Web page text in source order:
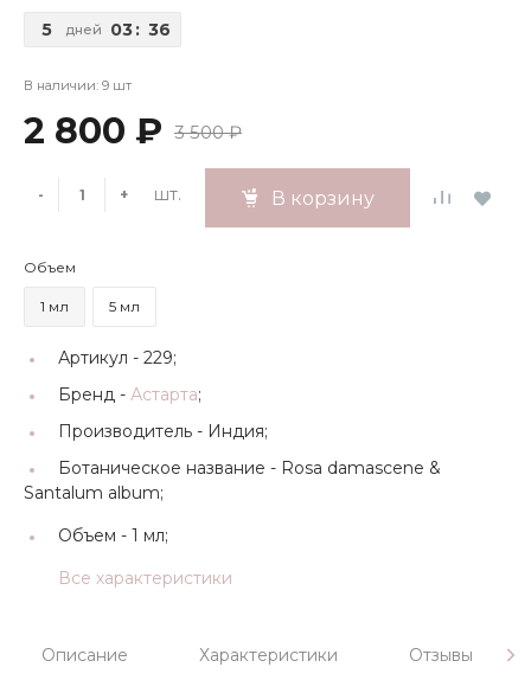
5 дней 03: 36
В наличии: 9 шт
2 800 ₽ 3 500 ₽
- + шт. В корзину
Объем
1 мл 5 мл
Артикул - 229;
Бренд - Астарта;
Производитель - Индия;
Ботаническое название - Rosa damascene &
Santalum album;
Объем - 1 мл;
Все характеристики
Описание Характеристики Отзывы